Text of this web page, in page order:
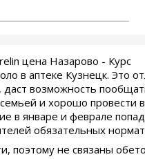
цена Назарово - Курс
в аптеке Кузнецк. Это
даст возможность
и хорошо провести
в январе и феврале
обязательных
поэтому не связаны